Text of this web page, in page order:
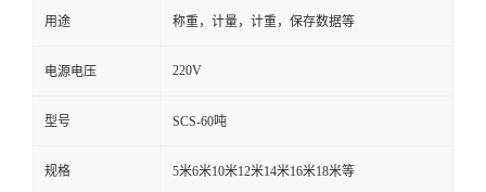
用途 称重，计量，计重，保存数据等
电源电压 220V
型号 SCS-60吨
规格 5米6米10米12米14米16米18米等